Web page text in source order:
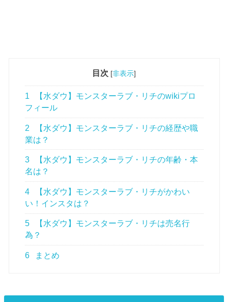
目次 [非表示]
1
【水ダウ】モンスターラブ・リチのwikiプロ
フィール
2
【水ダウ】モンスターラブ・リチの経歴や職
業は？
3
【水ダウ】モンスターラブ・リチの年齢・本
名は？
4
【水ダウ】モンスターラブ・リチがかわい
い！インスタは？
5
【水ダウ】モンスターラブ・リチは売名行
為？
6 まとめ